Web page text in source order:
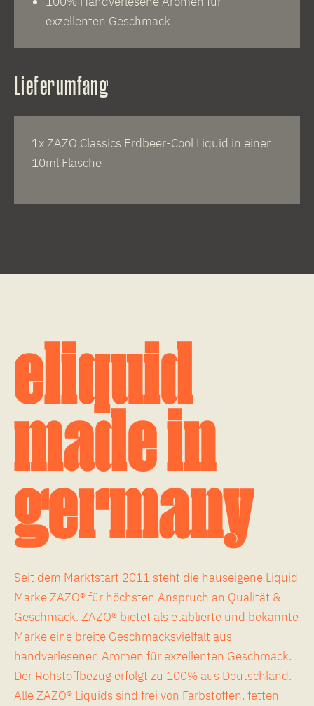
exzellenten Geschmack
Lieferumfang
1x ZAZO Classics Erdbeer-Cool Liquid in einer
10ml Flasche
eliquid
made in
germany
Seit dem Marktstart 2011 steht die hauseigene Liquid
Marke ZAZO® für höchsten Anspruch an Qualität &
Geschmack. ZAZO® bietet als etablierte und bekannte
Marke eine breite Geschmacksvielfalt aus
handverlesenen Aromen für exzellenten Geschmack.
Der Rohstoffbezug erfolgt zu 100% aus Deutschland.
Alle ZAZO® Liquids sind frei von Farbstoffen, fetten